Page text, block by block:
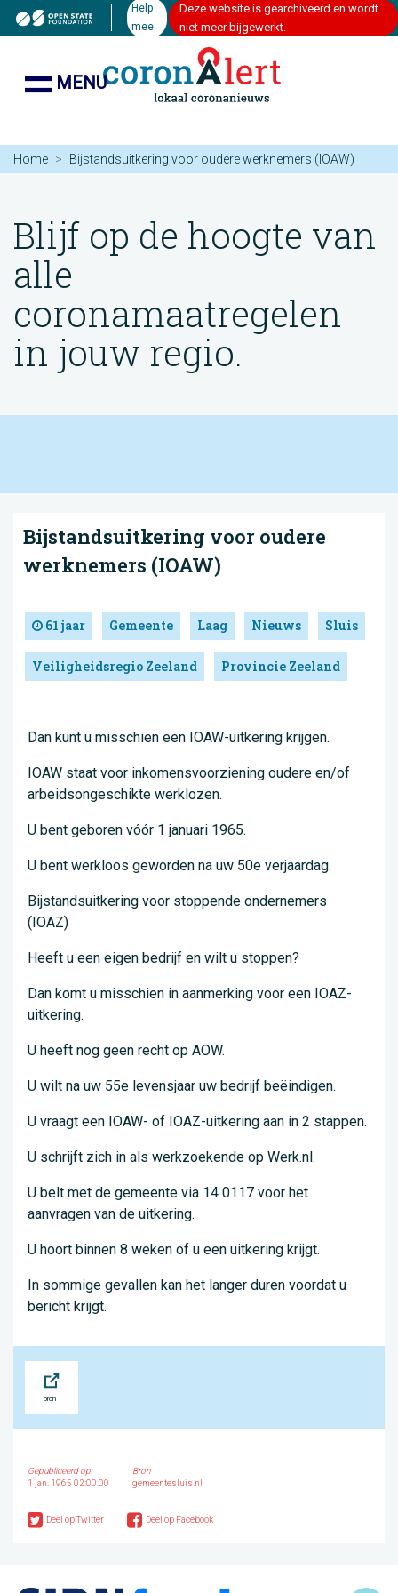
Help
mee
Deze website is gearchiveerd en wordt
niet meer bijgewerkt.
MENU
Home Bijstandsuitkering voor oudere werknemers (IOAW)
Blijf op de hoogte van
alle
coronamaatregelen
in jouw regio.
Bijstandsuitkering voor oudere
werknemers (IOAW)
61 jaar Gemeente Laag Nieuws Sluis
Veiligheidsregio Zeeland Provincie Zeeland
Dan kunt u misschien een IOAW-uitkering krijgen.
IOAW staat voor inkomensvoorziening oudere en/of
arbeidsongeschikte werklozen.
U bent geboren vóór 1 januari 1965.
U bent werkloos geworden na uw 50e verjaardag.
Bijstandsuitkering voor stoppende ondernemers
(IOAZ)
Heeft u een eigen bedrijf en wilt u stoppen?
Dan komt u misschien in aanmerking voor een IOAZ-
uitkering.
U heeft nog geen recht op AOW.
U wilt na uw 55e levensjaar uw bedrijf beëindigen.
U vraagt een IOAW- of IOAZ-uitkering aan in 2 stappen.
U schrijft zich in als werkzoekende op Werk.nl.
U belt met de gemeente via 14 0117 voor het
aanvragen van de uitkering.
U hoort binnen 8 weken of u een uitkering krijgt.
In sommige gevallen kan het langer duren voordat u
bericht krijgt.
Gepubliceerd op:
1 jan. 1965 02:00:00
Bron
gemeentesluis.nl
Deel op Twitter Deel op Facebook